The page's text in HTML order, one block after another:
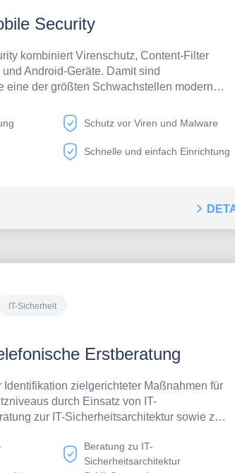
Security
kombiniert Virenschutz, Content-Filter
Android-Geräte. Damit sind
eine der größten Schwachstellen moderner
Schutz vor Viren und Malware
Schnelle und einfach Einrichtung
IT-Sicherheit
Erstberatung
zielgerichteter Maßnahmen für
durch Einsatz von IT-
zur IT-Sicherheitsarchitektur sowie zu
Die telefonische Erstberatung
ist für 30 Minuten kostenfreiin Folge fallen
Beratung zu IT-
Sicherheitsarchitektur